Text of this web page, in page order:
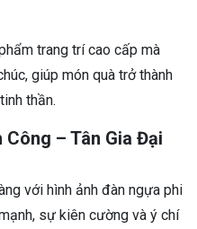
trang trí cao cấp mà
giúp món quà trở thành
thần.
– Tân Gia Đại
với hình ảnh đàn ngựa phi
sự kiên cường và ý chí